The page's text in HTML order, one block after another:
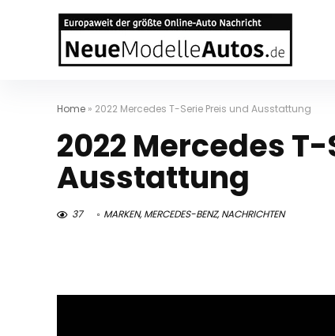
Home » 2022 Mercedes T-Serie Preis und Ausstattung
2022 Mercedes
Ausstattung
37 MARKEN,MERCEDES-BENZ,NACHRICHTEN